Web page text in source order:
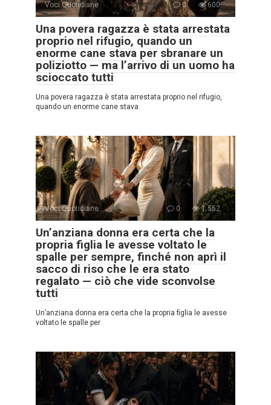
Voci Quotidiane 0 600
Una povera ragazza è stata arrestata
proprio nel rifugio, quando un
enorme cane stava per sbranare un
poliziotto — ma l’arrivo di un uomo ha
scioccato tutti
Una povera ragazza è stata arrestata proprio nel rifugio,
quando un enorme cane stava
Voci Quotidiane 0 1.552
Un’anziana donna era certa che la
propria figlia le avesse voltato le
spalle per sempre, finché non aprì il
sacco di riso che le era stato
regalato — ciò che vide sconvolse
tutti
Un’anziana donna era certa che la propria figlia le avesse
voltato le spalle per